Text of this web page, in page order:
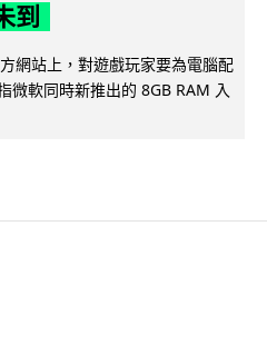
到
網站上，對遊戲玩家要為電腦配
微軟同時新推出的 8GB RAM 入